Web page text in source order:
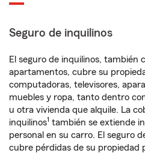
Seguro de inquilinos
El seguro de inquilinos, también
apartamentos, cubre su
computadoras, televisores,
muebles y ropa, tanto dentro
u otra vivienda que alquile. La
inquilinos1 también se extiende
personal en su carro. El seguro
cubre pérdidas de su propiedad